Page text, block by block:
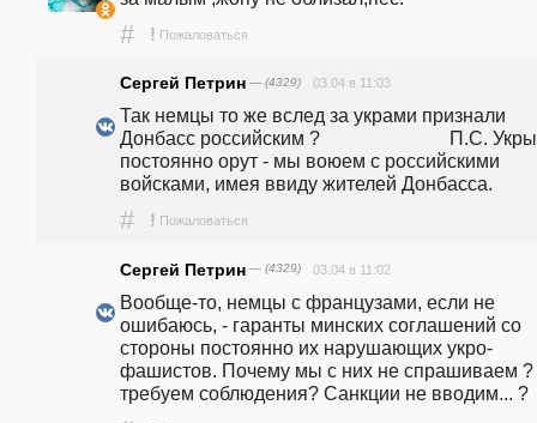
# ! Пожаловаться
Сергей Петрин — (4329) 03.04 в 11:03
Так немцы то же вслед за украми признали
Донбасс российским ?                           П.С.
постоянно орут - мы воюем с российскими
войсками, имея ввиду жителей Донбасса.
# ! Пожаловаться
Сергей Петрин — (4329) 03.04 в 11:02
Вообще-то, немцы с французами, если не
ошибаюсь, - гаранты минских соглашений со
стороны постоянно их нарушающих укро-
фашистов. Почему мы с них не спрашиваем
требуем соблюдения? Санкции не вводим... ?